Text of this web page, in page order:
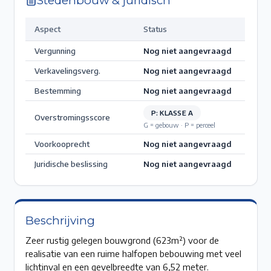
Aspect Status
Vergunning
Nog niet aangevraagd
Verkavelingsverg.
Nog niet aangevraagd
Bestemming
Nog niet aangevraagd
Overstromingsscore
P: KLASSE A
G = gebouw · P = perceel
Voorkooprecht
Nog niet aangevraagd
Juridische beslissing
Nog niet aangevraagd
Beschrijving
Zeer rustig gelegen bouwgrond (623m²) voor de
realisatie van een ruime halfopen bebouwing met veel
lichtinval en een gevelbreedte van 6,52 meter.